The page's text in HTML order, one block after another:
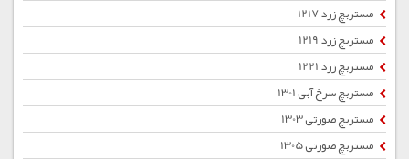
مستربچ زرد 1217
مستربچ زرد 1219
مستربچ زرد 1221
مستربچ سرخ آبی 1301
مستربچ صورتی 1303
مستربچ صورتی 1305